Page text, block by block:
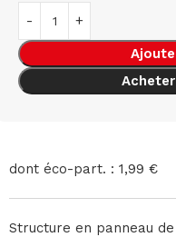
dont éco-part. : 1,99 €
Structure en panneau